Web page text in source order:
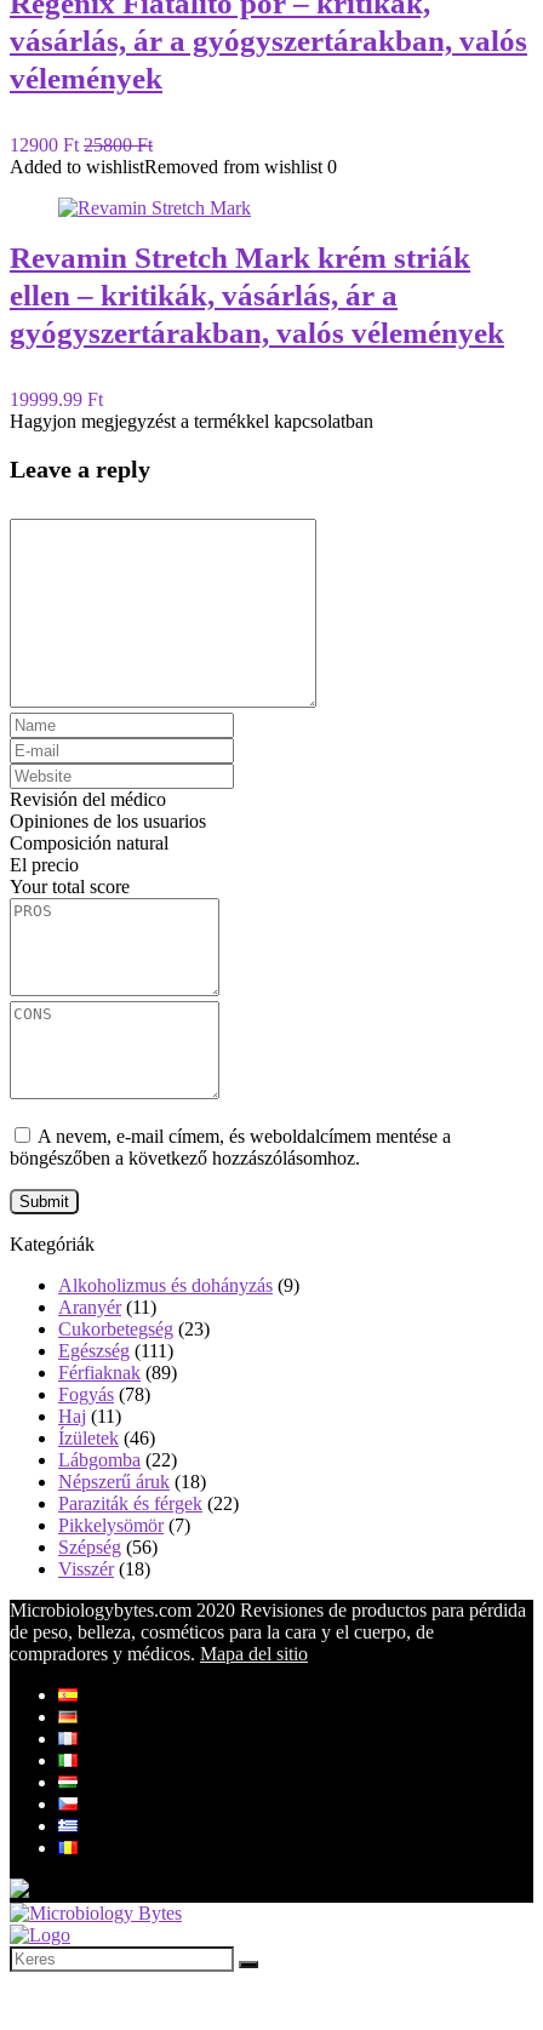
vásárlás, ár a gyógyszertárakban, valós
vélemények
12900 Ft 25800 Ft
Added to wishlistRemoved from wishlist 0
Revamin Stretch Mark krém striák
ellen – kritikák, vásárlás, ár a
gyógyszertárakban, valós vélemények
19999.99 Ft
Hagyjon megjegyzést a termékkel kapcsolatban
Leave a reply
Revisión del médico
Opiniones de los usuarios
Composición natural
El precio
Your total score
A nevem, e-mail címem, és weboldalcímem mentése a
böngészőben a következő hozzászólásomhoz.
Kategóriák
Alkoholizmus és dohányzás (9)
Aranyér(11)
Cukorbetegség (23)
Egészség (111)
Férfiaknak (89)
Fogyás (78)
Haj (11)
Ízületek (46)
Lábgomba (22)
Népszerű áruk (18)
Paraziták és férgek (22)
Pikkelysömör(7)
Szépség (56)
Visszér(18)
Microbiologybytes.com 2020 Revisiones de productos para pérdida
de peso, belleza, cosméticos para la cara y el cuerpo, de
compradores y médicos. Mapa del sitio